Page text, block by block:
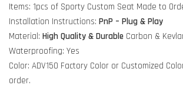
Items: 1pcs of Sporty Custom Seat Made to
Installation Instructions: PnP – Plug & Play
Material: High Quality & Durable Carbon &
Waterproofing: Yes
Color: ADV150 Factory Color or Customized
order.